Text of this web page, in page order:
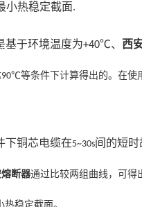
小热稳定截面.
基于环境温度为+40℃、 西
90℃等条件下计算得出的。在使
下铜芯电缆在5~30s间的短时
断器通过比较两组曲线，可得
热稳定截面。
?